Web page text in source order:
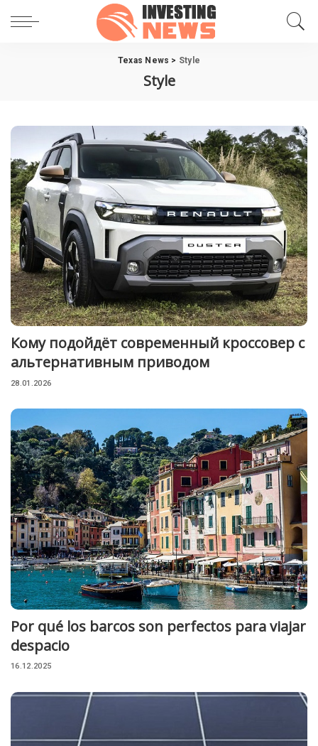
Texas News > Style
Style
Кому подойдёт современный кроссовер с
альтернативным приводом
28.01.2026
Por qué los barcos son perfectos para viajar
despacio
16.12.2025